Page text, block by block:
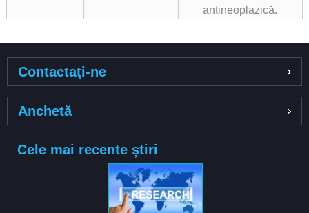
antineoplazică.
Contactaţi-ne
Anchetă
Cele mai recente știri